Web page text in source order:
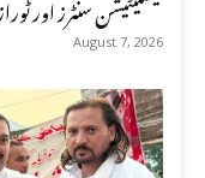
August 7, 2026